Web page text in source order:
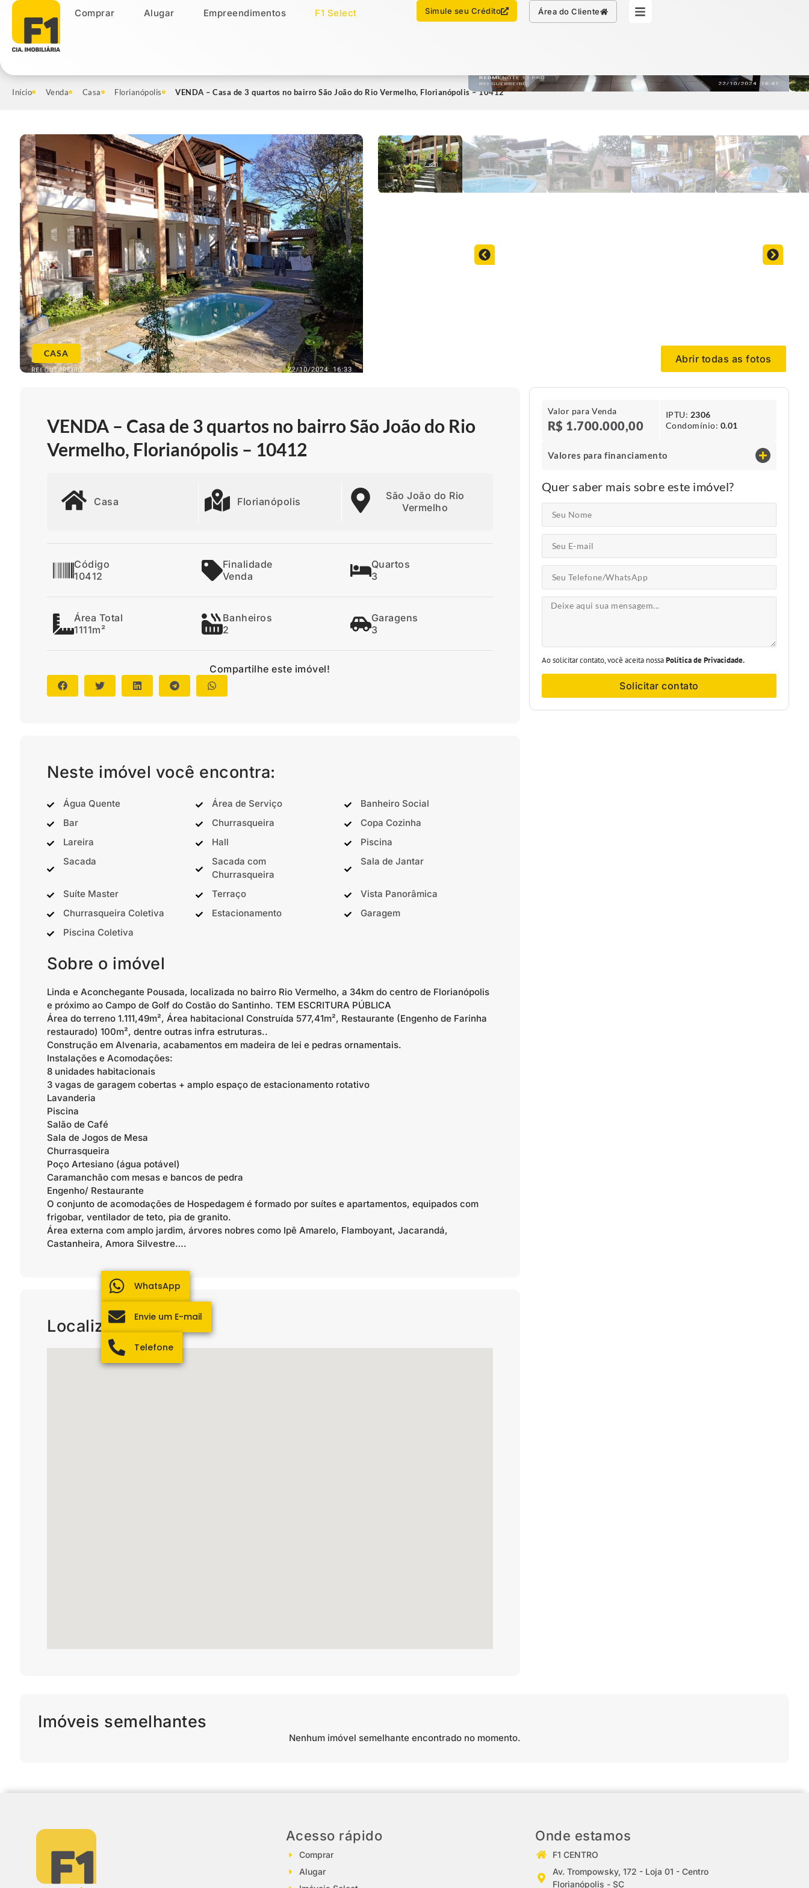
Comprar Alugar Empreendimentos F1 Select Simule seu Crédito Área do Cliente
Comprar Alugar Empreendimentos Imóveis Select
Chamar no WhatsApp Simule seu Crédito
Início Venda Casa Florianópolis VENDA – Casa de 3 quartos no bairro São João do Rio Vermelho, Florianópolis – 10412
CASA Abrir todas as fotos
VENDA – Casa de 3 quartos no bairro São João do Rio
Vermelho, Florianópolis – 10412
Casa Florianópolis
São João do Rio
Vermelho
Código
10412
Finalidade
Venda
Quartos
3
Área Total
1111m²
Banheiros
2
Garagens
3
Compartilhe este imóvel!
Neste imóvel você encontra:
Água Quente Área de Serviço
Banheiro Social
Bar
Churrasqueira
Copa Cozinha
Lareira
Hall
Piscina
Sacada
Sacada com
Churrasqueira
Sala de Jantar
Suíte Master Terraço
Vista Panorâmica
Churrasqueira Coletiva
Estacionamento
Garagem
Piscina Coletiva
Sobre o imóvel
Linda e Aconchegante Pousada, localizada no bairro Rio Vermelho, a 34km do centro de Florianópolis
e próximo ao Campo de Golf do Costão do Santinho. TEM ESCRITURA PÚBLICA
Área do terreno 1.111,49m², Área habitacional Construída 577,41m², Restaurante (Engenho de Farinha
restaurado) 100m², dentre outras infra estruturas..
Construção em Alvenaria, acabamentos em madeira de lei e pedras ornamentais.
Instalações e Acomodações:
8 unidades habitacionais
3 vagas de garagem cobertas + amplo espaço de estacionamento rotativo
Lavanderia
Piscina
Salão de Café
Sala de Jogos de Mesa
Churrasqueira
Poço Artesiano (água potável)
Caramanchão com mesas e bancos de pedra
Engenho/ Restaurante
O conjunto de acomodações de Hospedagem é formado por suítes e apartamentos, equipados com
frigobar, ventilador de teto, pia de granito.
Área externa com amplo jardim, árvores nobres como Ipê Amarelo, Flamboyant, Jacarandá,
Castanheira, Amora Silvestre….
Localização
Valor para Venda
R$ 1.700.000,00
IPTU​: 2306
Condomínio​: 0.01
Valores para financiamento
Quer saber mais sobre este imóvel?
Ao solicitar contato, você aceita nossaPolítica de Privacidade.
Solicitar contato
Imóveis semelhantes
Nenhum imóvel semelhante encontrado no momento.
Acesso rápido
Comprar
Alugar
Onde estamos
F1 CENTRO
Av. Trompowsky, 172 - Loja 01 - Centro
Florianópolis - SC
WhatsApp
Envie um E-mail
Telefone